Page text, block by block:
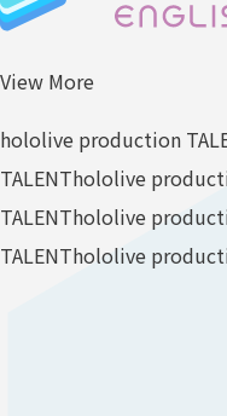
View More
hololive production
TALENThololive
TALENThololive
TALENThololive